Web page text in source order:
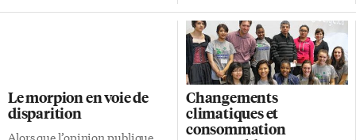
cesse de fumer avant 40 ans
voit ses risques de mourir d’un
mal lié au tabagisme —
contrôlé plus de 51 millions de
passagers. Bien qu’il ne soit pas
inhabituel de voir des
bouteilles de liquides dépassant
les 100 ml permis ou des
couteaux de poche dans les
bagages de cabine des
passagers, d’autres découvertes
Le morpion en voie de
disparition
Changements
climatiques et
consommation